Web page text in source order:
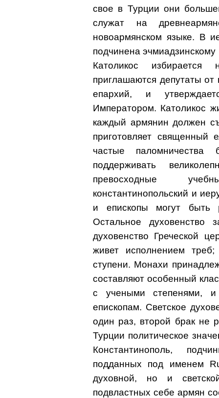
свое в Турции они
служат на
новоармянском языке. В
подчинена эчмиадзинскому
Католикос
приглашаются депутаты
епархий, и
Императором. Католикос
каждый армянин должен
приготовляет
частые паломничества
поддерживать
превосходные
константинопольский и
и епископы могут быть
Остальное духовенство
духовенство Греческой
живет исполнением
ступени. Монахи
составляют особенный
с учеными степенями, и
епископам. Светское
один раз, второй брак не
Турции политическое
Константинополь,
подданных под именем
духовной, но и
подвластных себе армян